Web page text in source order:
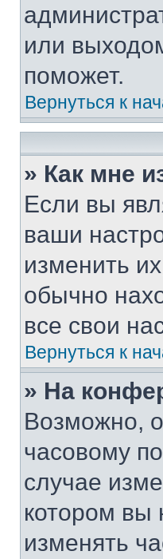
или
поможет.
Вернуться к
» Как мне
Если вы
ваши
изменить
обычно
все свои
Вернуться к
» На
Возможно,
часовому
случае
котором вы
изменять